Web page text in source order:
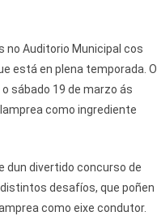
no Auditorio Municipal cos
está en plena temporada. O
sábado 19 de marzo ás
como ingrediente
dun divertido concurso de
desafíos, que poñen
como eixe condutor.